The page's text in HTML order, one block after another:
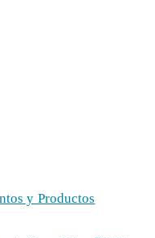
y Productos